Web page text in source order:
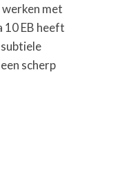
met
10 EB heeft
scherp